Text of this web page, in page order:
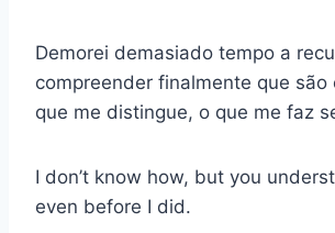
Demorei demasiado tempo a
compreender finalmente que são
que me distingue, o que me faz
I don’t know how, but you
even before I did.